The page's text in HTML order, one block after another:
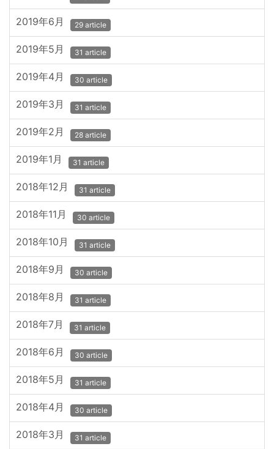
2019年6月 29 article
2019年5月 31 article
2019年4月 30 article
2019年3月 31 article
2019年2月 28 article
2019年1月 31 article
2018年12月 31 article
2018年11月 30 article
2018年10月 31 article
2018年9月 30 article
2018年8月 31 article
2018年7月 31 article
2018年6月 30 article
2018年5月 31 article
2018年4月 30 article
2018年3月 31 article